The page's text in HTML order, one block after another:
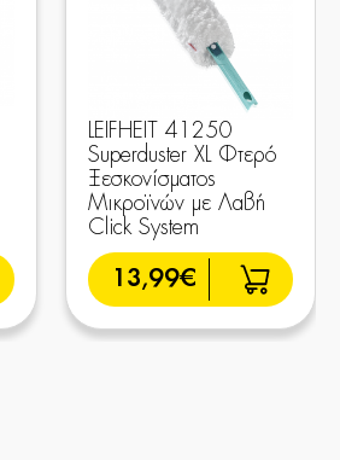
LEIFHEIT 41250
Superduster XL Φτερό
Ξεσκονίσματος
Μικροϊνών με Λαβή
Click System
13,99€